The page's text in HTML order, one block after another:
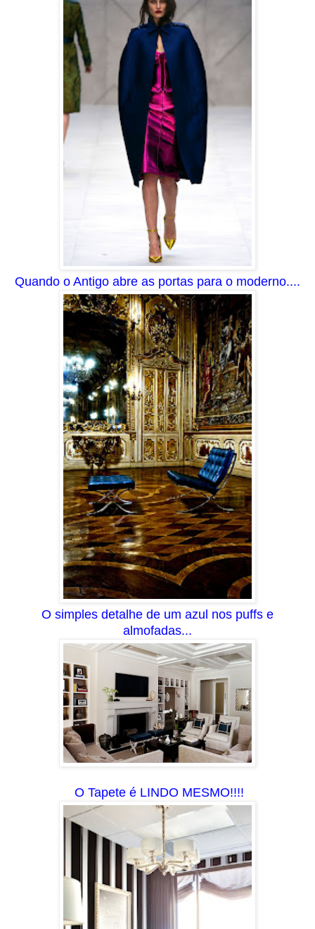
Quando o Antigo abre as portas para o moderno....
O simples detalhe de um azul nos puffs e
almofadas...
O Tapete é LINDO MESMO!!!!